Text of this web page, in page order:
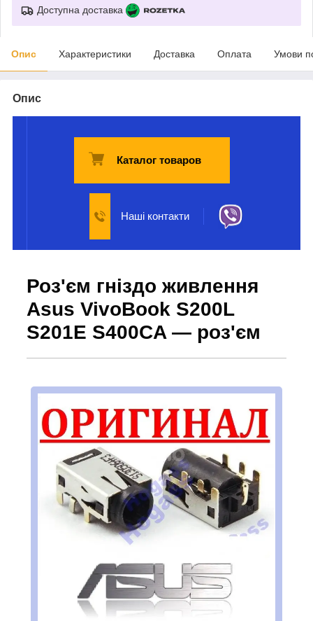
Доступна доставка
Опис Характеристики Доставка Оплата Умови
Опис
Каталог товаров
Наші контакти
Роз'єм гніздо живлення
Asus VivoBook S200L
S201E S400CA — роз'єм